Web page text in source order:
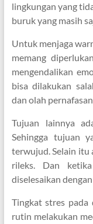
lingkungan yang
buruk yang masih
Untuk menjaga
memang
mengendalikan
bisa dilakukan
dan olah
Tujuan lainnya
Sehingga tujuan
terwujud. Selain itu
rileks. Dan
diselesaikan
Tingkat stres
rutin melakukan